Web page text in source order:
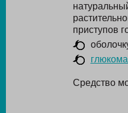
приступов
Средство